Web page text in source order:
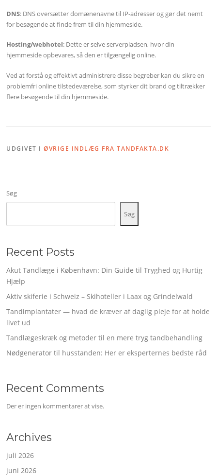
DNS: DNS oversætter domænenavne til IP-adresser og gør det nemt
for besøgende at finde frem til din hjemmeside.
Hosting/webhotel: Dette er selve serverpladsen, hvor din
hjemmeside opbevares, så den er tilgængelig online.
Ved at forstå og effektivt administrere disse begreber kan du sikre en
problemfri online tilstedeværelse, som styrker dit brand og tiltrækker
flere besøgende til din hjemmeside.
UDGIVET IØVRIGE INDLÆG FRA TANDFAKTA.DK
Søg
Søg
Recent Posts
Akut Tandlæge i København: Din Guide til Tryghed og Hurtig
Hjælp
Aktiv skiferie i Schweiz – Skihoteller i Laax og Grindelwald
Tandimplantater — hvad de kræver af daglig pleje for at holde
livet ud
Tandlægeskræk og metoder til en mere tryg tandbehandling
Nødgenerator til husstanden: Her er eksperternes bedste råd
Recent Comments
Der er ingen kommentarer at vise.
Archives
juli 2026
juni 2026